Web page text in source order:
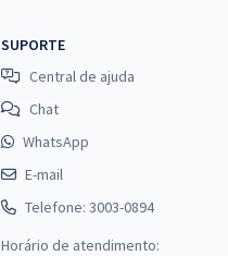
SUPORTE
Central de ajuda
Chat
WhatsApp
E-mail
Telefone: 3003-0894
Horário de atendimento: